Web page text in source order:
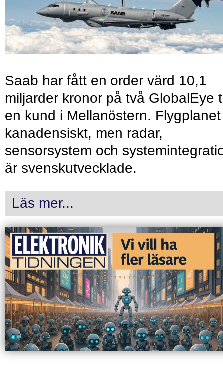
Saab har fått en order värd 10,1
miljarder kronor på två GlobalEye
en kund i Mellanöstern.
kanadensiskt, men radar,
sensorsystem och
är svenskutvecklade.
Läs mer...